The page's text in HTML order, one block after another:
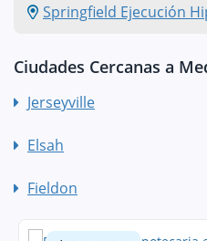
Springfield Ejecución
Ciudades Cercanas a
Jerseyville
Elsah
Fieldon